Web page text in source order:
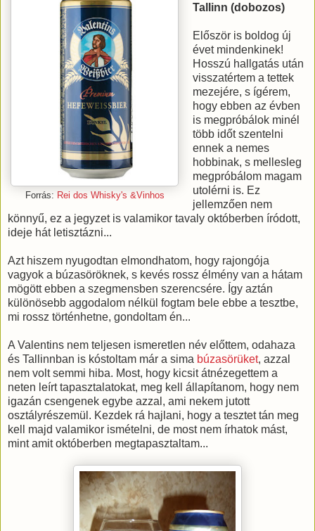
Forrás: Rei dos Whisky's &Vinhos
Tallinn (dobozos)
Először is boldog új
évet mindenkinek!
Hosszú hallgatás után
visszatértem a tettek
mezejére, s ígérem,
hogy ebben az évben
is megpróbálok minél
több időt szentelni
ennek a nemes
hobbinak, s mellesleg
megpróbálom magam
utolérni is. Ez
jellemzően nem
könnyű, ez a jegyzet is valamikor tavaly októberben íródott,
ideje hát letisztázni...
Azt hiszem nyugodtan elmondhatom, hogy rajongója
vagyok a búzasöröknek, s kevés rossz élmény van a hátam
mögött ebben a szegmensben szerencsére. Így aztán
különösebb aggodalom nélkül fogtam bele ebbe a tesztbe,
mi rossz történhetne, gondoltam én...
A Valentins nem teljesen ismeretlen név előttem, odahaza
és Tallinnban is kóstoltam már a sima búzasörüket, azzal
nem volt semmi hiba. Most, hogy kicsit átnézegettem a
neten leírt tapasztalatokat, meg kell állapítanom, hogy nem
igazán csengenek egybe azzal, ami nekem jutott
osztályrészemül. Kezdek rá hajlani, hogy a tesztet tán meg
kell majd valamikor ismételni, de most nem írhatok mást,
mint amit októberben megtapasztaltam...